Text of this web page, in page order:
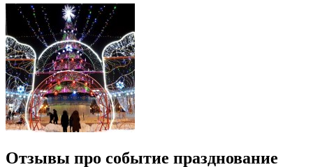
Отзывы про событие празднование